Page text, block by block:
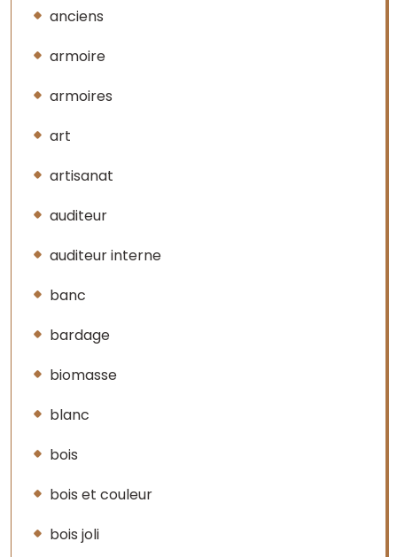
anciens
armoire
armoires
art
artisanat
auditeur
auditeur interne
banc
bardage
biomasse
blanc
bois
bois et couleur
bois joli